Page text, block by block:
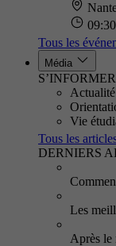
Tous les
Média
S’INFORMER
Actualité
Vie
Tous les
DERNIERS
Les
Après le